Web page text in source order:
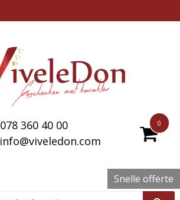
0
078 360 40 00
info@viveledon.com
Snelle offerte